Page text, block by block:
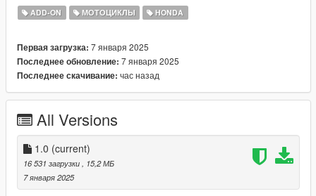
dlcpacks:\110i2019\
Credits:
Model: Babinz (GTASAMODELING)
ADD-ON МОТОЦИКЛЫ HONDA
Первая загрузка: 7 января 2025
Последнее обновление: 7 января 2025
Последнее скачивание: час назад
All Versions
1.0 (current)
16 531 загрузки
, 15,2 МБ
7 января 2025